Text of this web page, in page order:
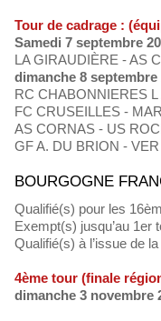
Tour de cadrage :
Samedi 7 septembre
LA GIRAUDIÈRE - AS
dimanche 8 septembre
RC CHABONNIERES
FC CRUSEILLES -
AS CORNAS - US
GF A. DU BRION -
BOURGOGNE
Qualifié(s) pour les
Exempt(s) jusqu’au 1er
Qualifié(s) à l’issue de
4ème tour (finale
dimanche 3 novembre